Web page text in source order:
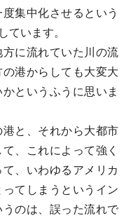
集中化させるという
ています。
に流れていた川の流
港からしても大変大
というふうに思いま
と、それから大都市
、これによって強く
、いわゆるアメリカ
てしまうというイン
のは、誤った流れで